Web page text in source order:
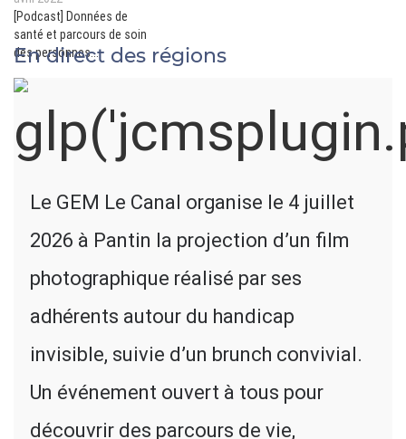
[Podcast] Données de
santé et parcours de soin
des personnes
En direct des régions
Le GEM Le Canal organise le 4 juillet
2026 à Pantin la projection d’un film
photographique réalisé par ses
adhérents autour du handicap
invisible, suivie d’un brunch convivial.
Un événement ouvert à tous pour
découvrir des parcours de vie,